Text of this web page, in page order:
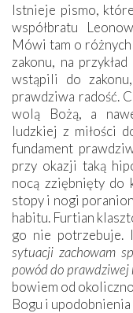
Istnieje pismo,
współbratu
Mówi tam o
zakonu, na
wstąpili do
prawdziwa radość.
wolą Bożą, a
ludzkiej z miłości
fundament
przy okazji taką
nocą zziębnięty do
stopy i nogi
habitu. Furtian
go nie potrzebuje.
sytuacji zachowam
powód do prawdziwej
bowiem od
Bogu i